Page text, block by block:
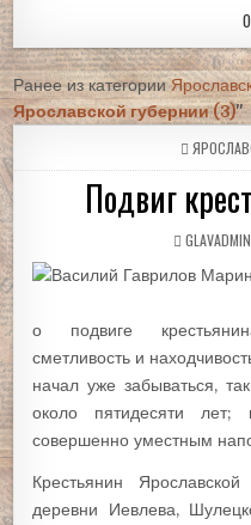
Ранее из категории
Ярославской губернии (3)"
POSTED
IN
Подвиг
GLAVADMIN
о подвиге
сметливость и
начал уже забываться,
около пятидесяти лет;
совершенно уместным
Крестьянин
деревни Иевлева,